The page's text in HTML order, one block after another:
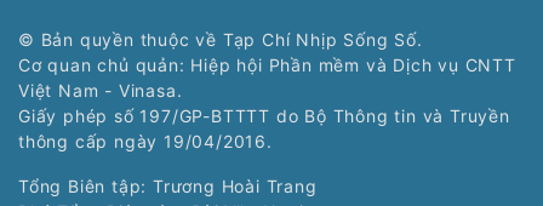
© Bản quyền thuộc về Tạp Chí Nhịp Sống Số.
Cơ quan chủ quản: Hiệp hội Phần mềm và Dịch vụ CNTT
Việt Nam - Vinasa.
Giấy phép số 197/GP-BTTTT do Bộ Thông tin và Truyền
thông cấp ngày 19/04/2016.
Tổng Biên tập: Trương Hoài Trang